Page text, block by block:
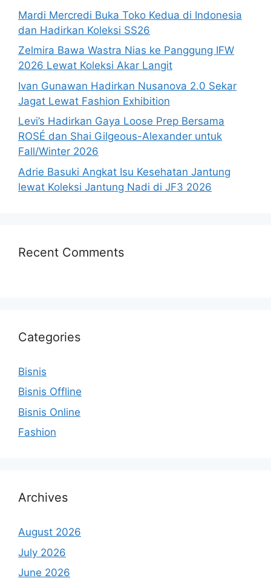
Mardi Mercredi Buka Toko Kedua di Indonesia
dan Hadirkan Koleksi SS26
Zelmira Bawa Wastra Nias ke Panggung IFW
2026 Lewat Koleksi Akar Langit
Ivan Gunawan Hadirkan Nusanova 2.0 Sekar
Jagat Lewat Fashion Exhibition
Levi’s Hadirkan Gaya Loose Prep Bersama
ROSÉ dan Shai Gilgeous-Alexander untuk
Fall/Winter 2026
Adrie Basuki Angkat Isu Kesehatan Jantung
lewat Koleksi Jantung Nadi di JF3 2026
Recent Comments
Categories
Bisnis
Bisnis Offline
Bisnis Online
Fashion
Archives
August 2026
July 2026
June 2026